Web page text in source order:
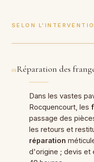
SELON
01Réparation des
Dans les vastes
Rocquencourt, les
passage des
les retours et
réparation
d'origine ; devis et